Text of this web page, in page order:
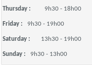
Thursday : 9h30 - 18h00
Friday : 9h30 - 19h00
Saturday : 13h30 - 19h00
Sunday : 9h30 - 13h00